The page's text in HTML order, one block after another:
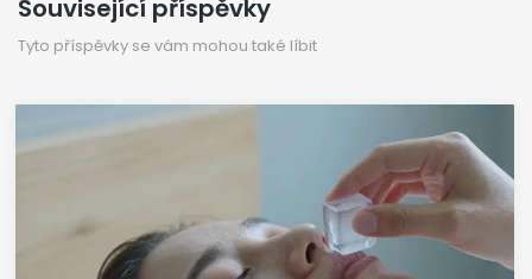
Související příspěvky
Tyto příspěvky se vám mohou také líbit